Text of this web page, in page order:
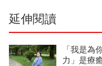
延伸閱讀
「我是為
力」是療